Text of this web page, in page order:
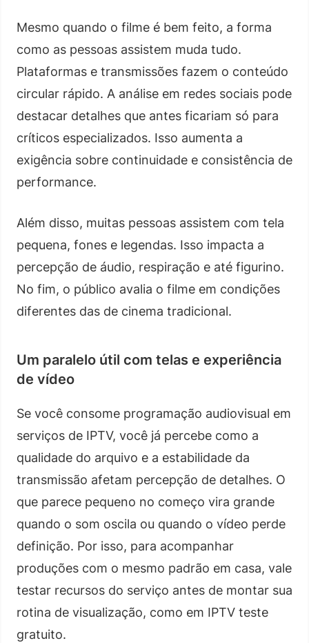
Mesmo quando o filme é bem feito, a forma
como as pessoas assistem muda tudo.
Plataformas e transmissões fazem o conteúdo
circular rápido. A análise em redes sociais pode
destacar detalhes que antes ficariam só para
críticos especializados. Isso aumenta a
exigência sobre continuidade e consistência de
performance.
Além disso, muitas pessoas assistem com tela
pequena, fones e legendas. Isso impacta a
percepção de áudio, respiração e até figurino.
No fim, o público avalia o filme em condições
diferentes das de cinema tradicional.
Um paralelo útil com telas e experiência
de vídeo
Se você consome programação audiovisual em
serviços de IPTV, você já percebe como a
qualidade do arquivo e a estabilidade da
transmissão afetam percepção de detalhes. O
que parece pequeno no começo vira grande
quando o som oscila ou quando o vídeo perde
definição. Por isso, para acompanhar
produções com o mesmo padrão em casa, vale
testar recursos do serviço antes de montar sua
rotina de visualização, como em IPTV teste
gratuito.